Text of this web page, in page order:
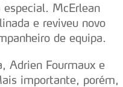
McErlean
e reviveu novo
de equipa.
Adrien Fourmaux e
importante, porém,